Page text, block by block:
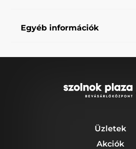
Egyéb információk
Üzletek
Akciók